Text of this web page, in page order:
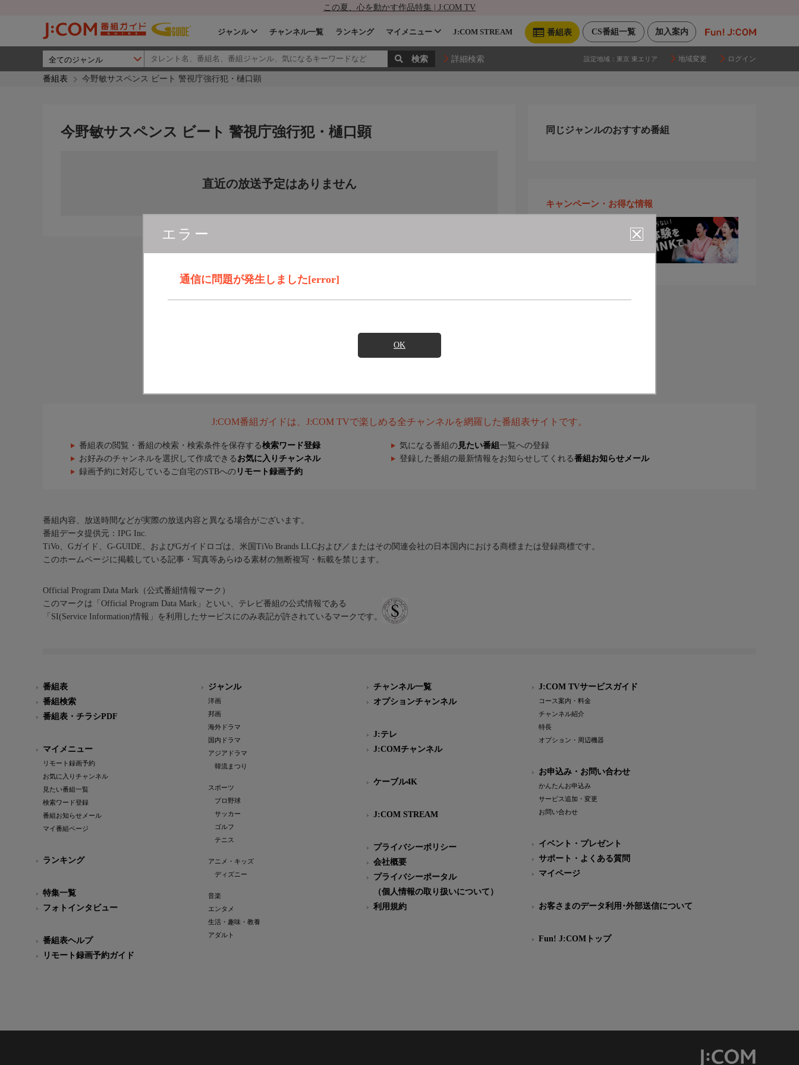
この夏、心を動かす作品特集 | J:COM TV
加入案内
CS番組一覧
番組表
ジャンル チャンネル一覧 ランキング マイメニュー J:COM STREAM
詳細検索 設定地域： 東京 東エリア 地域変更 ログイン
番組表 今野敏サスペンス ビート 警視庁強行犯・樋口顕
エラー
通信に問題が発生しました[error]
OK
今野敏サスペンス ビート 警視庁強行犯・樋口顕
直近の放送予定はありません
同じジャンルのおすすめ番組
キャンペーン・お得な情報
J:COM番組ガイドは、J:COM TVで楽しめる全チャンネルを網羅した番組表サイトです。
番組表の閲覧・番組の検索・検索条件を保存する検索ワード登録 気になる番組の 見たい番組 一覧への登録
お好みのチャンネルを選択して作成できる お気に入りチャンネル 登録した番組の最新情報をお知らせしてくれる番組お知らせメール
録画予約に対応しているご自宅のSTBへの リモート録画予約
番組内容、放送時間などが実際の放送内容と異なる場合がございます。
番組データ提供元：IPG Inc.
TiVo、Gガイド、G-GUIDE、およびGガイドロゴは、米国TiVo Brands LLCおよび／またはその関連会社の日本国内における商標または登録商標です。
このホームページに掲載している記事・写真等あらゆる素材の無断複写・転載を禁じます。
Official Program Data Mark（公式番組情報マーク）
このマークは「Official Program Data Mark」といい、テレビ番組の公式情報である
「SI(Service Information)情報」を利用したサービスにのみ表記が許されているマークです。
番組表
番組検索
番組表・チラシPDF
マイメニュー
リモート録画予約
お気に入りチャンネル
見たい番組一覧
検索ワード登録
番組お知らせメール
マイ番組ページ
ランキング
特集一覧
フォトインタビュー
番組表ヘルプ
リモート録画予約ガイド
ジャンル
洋画
邦画
海外ドラマ
国内ドラマ
アジアドラマ
韓流まつり
スポーツ
プロ野球
サッカー
ゴルフ
テニス
アニメ・キッズ
ディズニー
音楽
エンタメ
生活・趣味・教養
アダルト
チャンネル一覧
オプションチャンネル
J:テレ
J:COMチャンネル
ケーブル4K
J:COM STREAM
プライバシーポリシー
会社概要
プライバシーポータル
（個人情報の取り扱いについて）
利用規約
J:COM TVサービスガイド
コース案内・料金
チャンネル紹介
特長
オプション・周辺機器
お申込み・お問い合わせ
かんたんお申込み
サービス追加・変更
お問い合わせ
イベント・プレゼント
サポート・よくある質問
マイページ
お客さまのデータ利用･外部送信について
Fun! J:COMトップ